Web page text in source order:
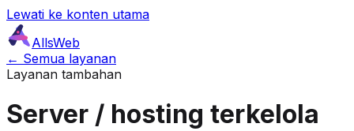
Lewati ke konten utama
AllsWeb
← Semua layanan
Layanan tambahan
Server / hosting terkelola